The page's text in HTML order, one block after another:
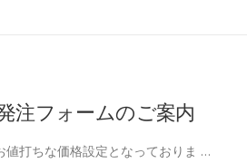
注フォームのご案内
値打ちな価格設定となっておりま …